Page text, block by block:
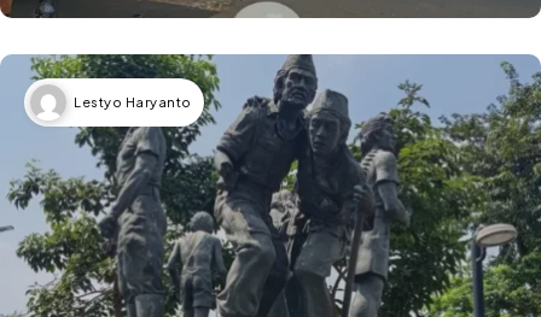
Lestyo Haryanto